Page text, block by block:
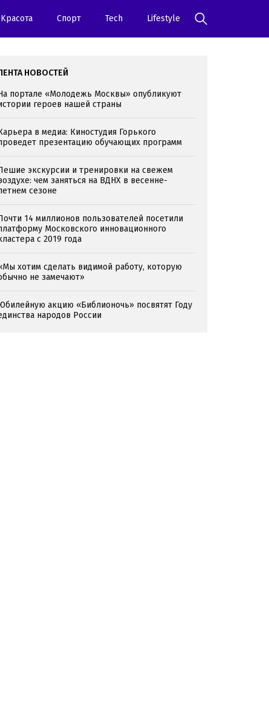
Kрасота Спорт Tech Lifestyle
НОВОСТЕЙ
портале «Молодежь Москвы» опубликуют
героев нашей страны
в медиа: Киностудия Горького
презентацию обучающих программ
экскурсии и тренировки на свежем
чем заняться на ВДНХ в весенне-
сезоне
14 миллионов пользователей посетили
Московского инновационного
с 2019 года
хотим сделать видимой работу, которую
не замечают»
акцию «Библионочь» посвятят Году
народов России